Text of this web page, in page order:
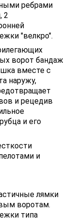
ребрами
2
"велкро".
ворот бандаж
вместе с
наружу,
и рецедив
и его
и
лямки
воротам.
типа